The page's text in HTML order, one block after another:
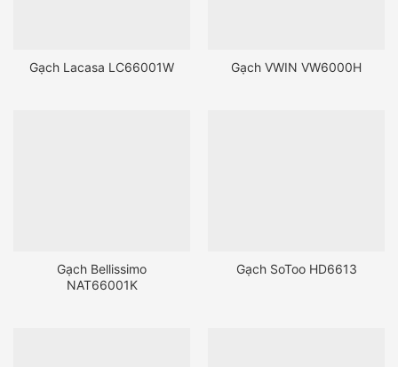
Gạch Lacasa LC66001W Gạch VWIN VW6000H
Gạch Bellissimo
NAT66001K
Gạch SoToo HD6613